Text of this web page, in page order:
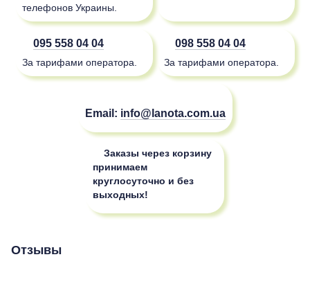
телефонов Украины.
095 558 04 04
За тарифами оператора.
098 558 04 04
За тарифами оператора.
Email: info@lanota.com.ua
Заказы через корзину
принимаем
круглосуточно и без
выходных!
Отзывы